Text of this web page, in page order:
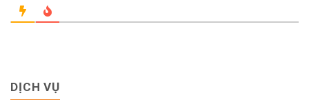
DỊCH VỤ